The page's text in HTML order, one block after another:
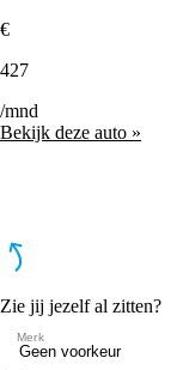
€
427
/mnd
Bekijk deze auto »
Zie jij jezelf al zitten?
Merk